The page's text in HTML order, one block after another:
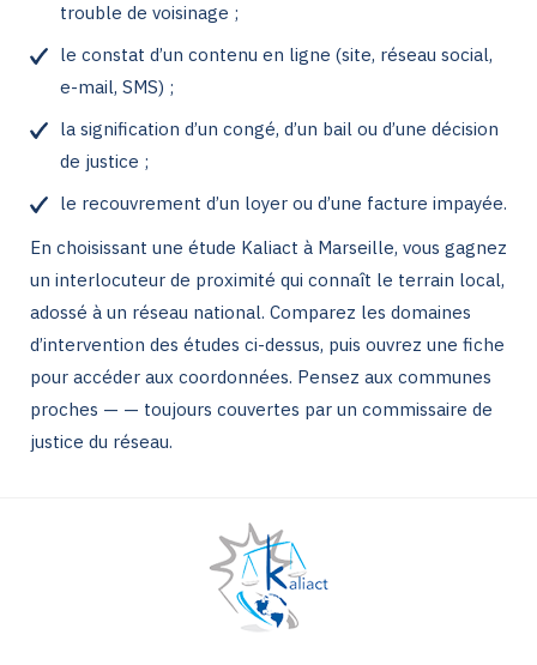
trouble de voisinage ;
le constat d’un contenu en ligne (site, réseau social,
e-mail, SMS) ;
la signification d’un congé, d’un bail ou d’une décision
de justice ;
le recouvrement d’un loyer ou d’une facture impayée.
En choisissant une étude Kaliact à Marseille, vous gagnez
un interlocuteur de proximité qui connaît le terrain local,
adossé à un réseau national. Comparez les domaines
d’intervention des études ci-dessus, puis ouvrez une fiche
pour accéder aux coordonnées. Pensez aux communes
proches — — toujours couvertes par un commissaire de
justice du réseau.